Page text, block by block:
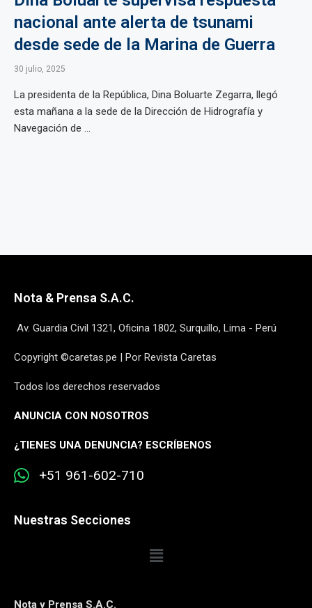
nacional ante alerta de tsunami
desde sede de la Marina de Guerra
30 julio, 2025
La presidenta de la República, Dina Boluarte Zegarra, llegó
esta mañana a la sede de la Dirección de Hidrografía y
Navegación de ...
Nota & Prensa S.A.C.
Av. Guardia Civil 1321, Oficina 1802, Surquillo, Lima - Perú
Copyright ©caretas.pe | Por Revista Caretas
Todos los derechos reservados
ANUNCIA CON NOSOTROS
¿TIENES UNA DENUNCIA? ESCRÍBENOS
+51 961-602-710
Nuestras Secciones
Nota y Prensa S.A.C.